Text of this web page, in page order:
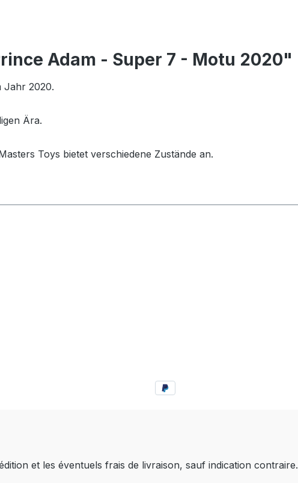
Adam - Super 7 - Motu 2020"
Jahr 2020.
Ära.
Toys bietet verschiedene Zustände an.
et les éventuels frais de livraison, sauf indication contraire.